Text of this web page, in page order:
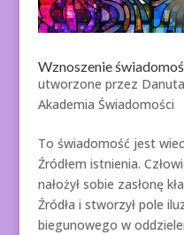
Wznoszenie
utworzone przez
Akademia Świadomości
To świadomość jest
Źródłem istnienia.
nałożył sobie zasłonę
Źródła i stworzył pole
biegunowego w